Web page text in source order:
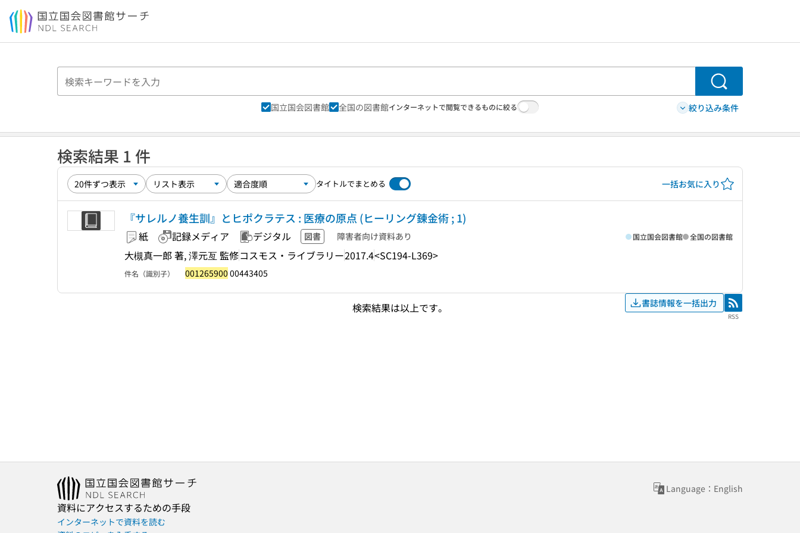
本文へ移動
検索
国立国会図書館 全国の図書館インターネットで閲覧できるものに絞る 絞り込み条件
検索結果 1 件
タイトルでまとめる 一括お気に入り
『サレルノ養生訓』とヒポクラテス : 医療の原点 (ヒーリング錬金術 ; 1)
紙 記録メディア デジタル 図書 障害者向け資料あり
大槻真一郎 著, 澤元亙 監修コスモス・ライブラリー2017.4<SC194-L369>
国立国会図書館 全国の図書館
件名（識別子） 001265900 00443405
検索結果は以上です。 書誌情報を一括出力 RSS
RSS
Language：English
資料にアクセスするための手段
インターネットで資料を読む